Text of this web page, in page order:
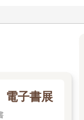
電子書展